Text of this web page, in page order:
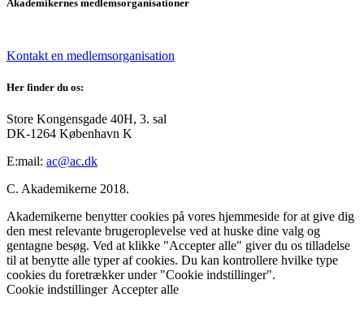
Akademikernes medlemsorganisationer
Kontakt en medlemsorganisation
Her finder du os:
Store Kongensgade 40H, 3. sal
DK-1264 København K
E:mail: ac@ac.dk
C. Akademikerne 2018.
Akademikerne benytter cookies på vores hjemmeside for at give dig
den mest relevante brugeroplevelse ved at huske dine valg og
gentagne besøg. Ved at klikke "Accepter alle" giver du os tilladelse
til at benytte alle typer af cookies. Du kan kontrollere hvilke type
cookies du foretrækker under "Cookie indstillinger".
Cookie indstillinger Accepter alle